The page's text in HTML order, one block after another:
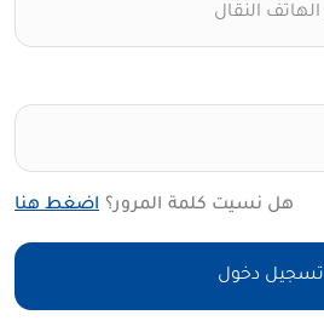
هل نسيت كلمة المرور؟ اضغط هنا
تسجيل دخول